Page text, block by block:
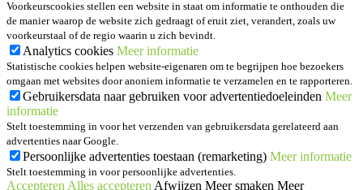
Voorkeurscookies stellen een website in staat om informatie te onthouden die
de manier waarop de website zich gedraagt of eruit ziet, verandert, zoals uw
voorkeurstaal of de regio waarin u zich bevindt.
Analytics cookies Meer informatie
Statistische cookies helpen website-eigenaren om te begrijpen hoe bezoekers
omgaan met websites door anoniem informatie te verzamelen en te rapporteren.
Gebruikersdata naar gebruiken voor advertentiedoeleinden Meer
informatie
Stelt toestemming in voor het verzenden van gebruikersdata gerelateerd aan
advertenties naar Google.
Persoonlijke advertenties toestaan (remarketing) Meer informatie
Stelt toestemming in voor persoonlijke advertenties.
Accepteren Alles accepteren Afwijzen Meer smaken Meer